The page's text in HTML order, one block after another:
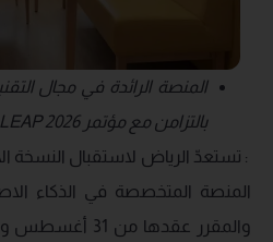
المنصة الرائدة في مجال
بالتزامن مع مؤتمرLEAP 2026
المنصة المتخصصة في الذكاء